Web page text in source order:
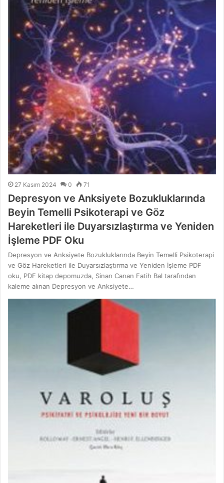
27 Kasım 2024 0 71
Depresyon ve Anksiyete Bozukluklarında
Beyin Temelli Psikoterapi ve Göz
Hareketleri ile Duyarsızlaştırma ve Yeniden
İşleme PDF Oku
Depresyon ve Anksiyete Bozukluklarında Beyin Temelli Psikoterapi
ve Göz Hareketleri ile Duyarsızlaştırma ve Yeniden İşleme PDF
oku, PDF kitap depomuzda, Sinan Canan Fatih Bal tarafından
kaleme alınan Depresyon ve Anksiyete…